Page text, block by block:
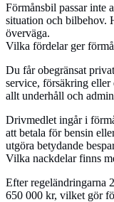
Förmånsbil passar inte
situation och bilbehov.
överväga.
Vilka fördelar ger
Du får obegränsat
service, försäkring eller
allt underhåll och
Drivmedlet ingår i
att betala för bensin
utgöra betydande
Vilka nackdelar finns
Efter regeländringarna
650 000 kr, vilket gör